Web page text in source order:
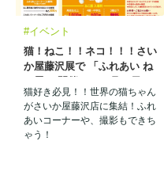
#イベント
猫！ねこ！！ネコ！！！さい
か屋藤沢展で 「ふれあい ね
こ展」 開催！ 12月22日
（火）〜1月5日（火）
猫好き必見！！世界の猫ちゃん
がさいか屋藤沢店に集結！ふれ
あいコーナーや、撮影もできち
ゃう！